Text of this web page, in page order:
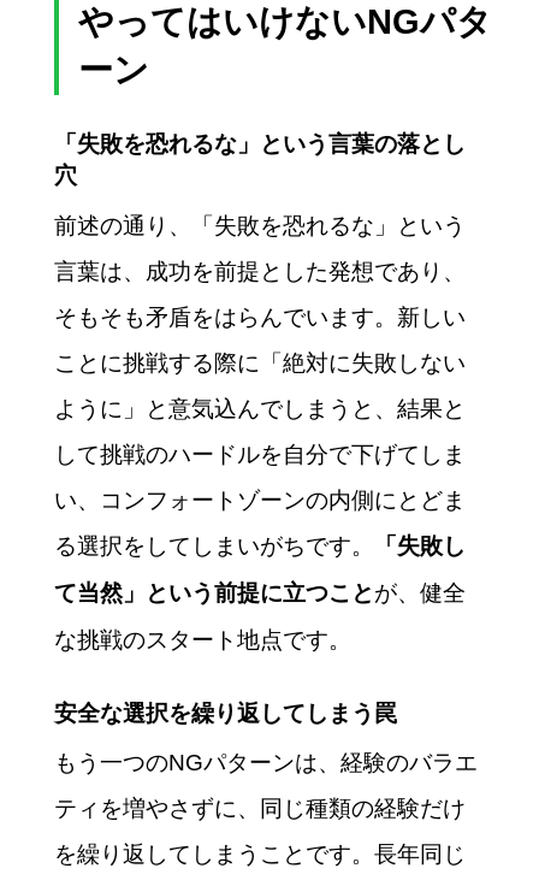
やってはいけないNGパタ
ーン
「失敗を恐れるな」という言葉の落とし
穴
前述の通り、「失敗を恐れるな」という
言葉は、成功を前提とした発想であり、
そもそも矛盾をはらんでいます。新しい
ことに挑戦する際に「絶対に失敗しない
ように」と意気込んでしまうと、結果と
して挑戦のハードルを自分で下げてしま
い、コンフォートゾーンの内側にとどま
る選択をしてしまいがちです。
「失敗し
て当然」という前提に立つことが、健全
な挑戦のスタート地点です。
安全な選択を繰り返してしまう罠
もう一つのNGパターンは、経験のバラエ
ティを増やさずに、同じ種類の経験だけ
を繰り返してしまうことです。長年同じ